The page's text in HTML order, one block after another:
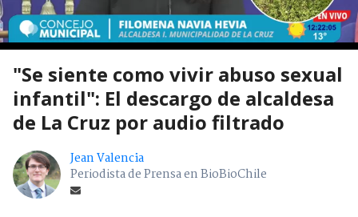
"Se siente como vivir abuso sexual
infantil": El descargo de alcaldesa
de La Cruz por audio filtrado
Jean Valencia
Periodista de Prensa en BioBioChile